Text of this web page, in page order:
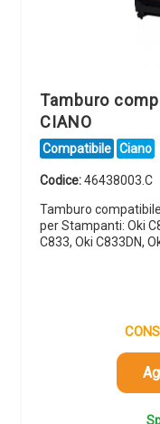
Tamburo
CIANO
Compatibile Ciano
Codice:46438003.C
Tamburo
per Stampanti: Oki
C833, Oki C833DN,